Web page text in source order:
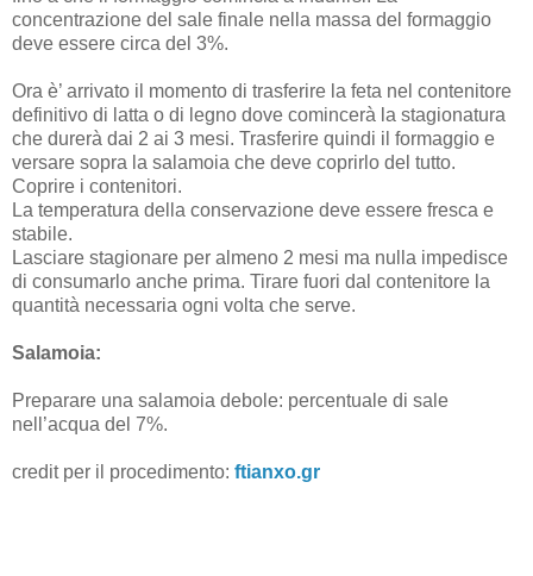
concentrazione del sale finale nella massa del formaggio
deve essere circa del 3%.
Ora è’ arrivato il momento di trasferire la feta nel contenitore
definitivo di latta o di legno dove comincerà la stagionatura
che durerà dai 2 ai 3 mesi. Trasferire quindi il formaggio e
versare sopra la salamoia che deve coprirlo del tutto.
Coprire i contenitori.
La temperatura della conservazione deve essere fresca e
stabile.
Lasciare stagionare per almeno 2 mesi ma nulla impedisce
di consumarlo anche prima. Tirare fuori dal contenitore la
quantità necessaria ogni volta che serve.
Salamoia:
Preparare una salamoia debole: percentuale di sale
nell’acqua del 7%.
credit per il procedimento: ftianxo.gr